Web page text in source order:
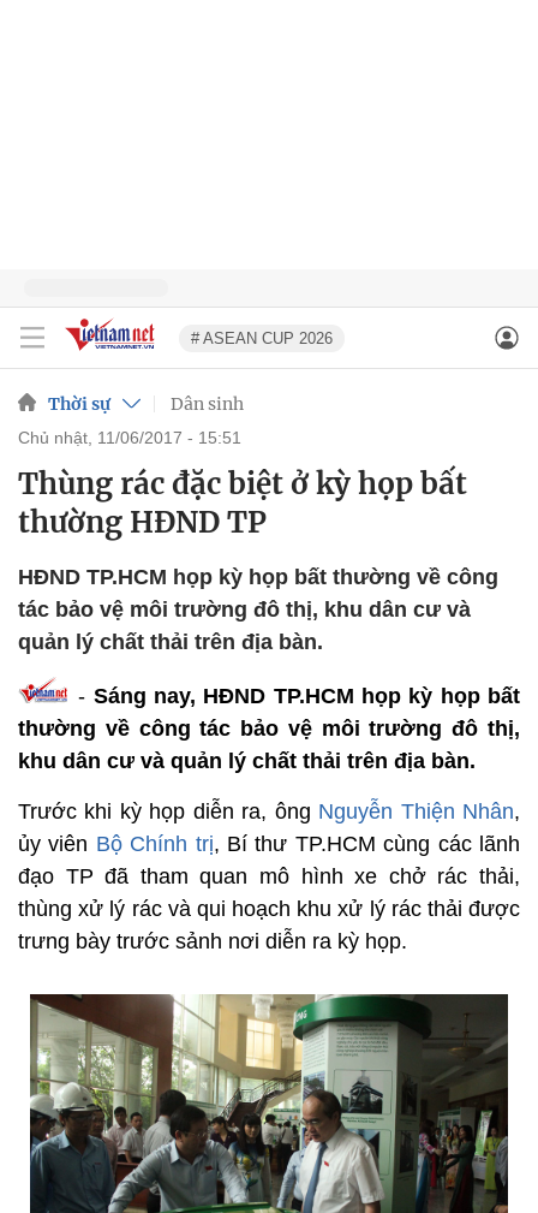
# ASEAN CUP 2026
Thời sự Dân sinh
chủ nhật, 11/06/2017 - 15:51
Thùng rác đặc biệt ở kỳ họp bất
thường HĐND TP
HĐND TP.HCM họp kỳ họp bất thường về công
tác bảo vệ môi trường đô thị, khu dân cư và
quản lý chất thải trên địa bàn.
- Sáng nay, HĐND TP.HCM họp kỳ họp bất
thường về công tác bảo vệ môi trường đô thị,
khu dân cư và quản lý chất thải trên địa bàn.
Trước khi kỳ họp diễn ra, ông Nguyễn Thiện Nhân,
ủy viên Bộ Chính trị, Bí thư TP.HCM cùng các lãnh
đạo TP đã tham quan mô hình xe chở rác thải,
thùng xử lý rác và qui hoạch khu xử lý rác thải được
trưng bày trước sảnh nơi diễn ra kỳ họp.